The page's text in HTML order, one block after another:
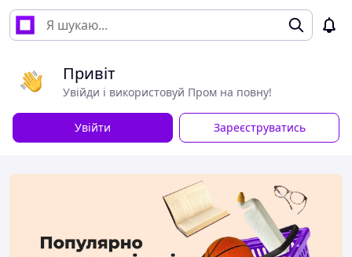
Привіт
Увійди і використовуй Пром на повну!
Увійти Зареєструватись